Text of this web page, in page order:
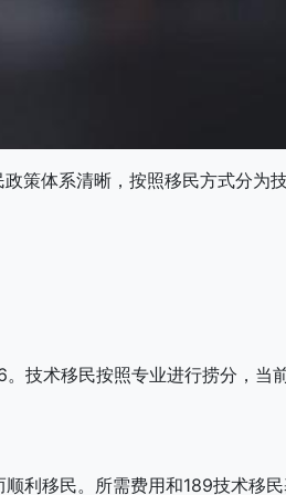
策体系清晰，按照移民方式分为技
技术移民按照专业进行捞分，当
利移民。所需费用和189技术移